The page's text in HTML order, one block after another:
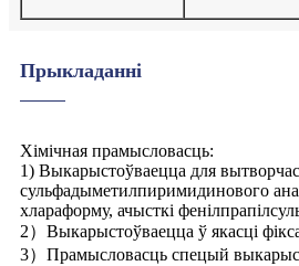
Прыкладанні
Хімічная прамысловасць:
1) Выкарыстоўваецца для
сульфадыметилпиримидинового
хлараформу, ачысткі
2）Выкарыстоўваецца ў якасці
3）Прамысловасць спецый